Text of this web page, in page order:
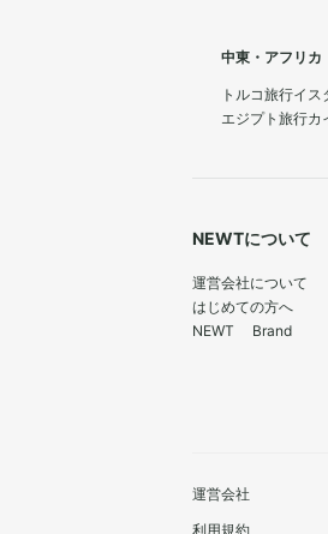
中東・アフリカ
トルコ旅行イス
エジプト旅行カ
NEWTについて
運営会社について
はじめての方へ
NEWT Brand
運営会社
利用規約